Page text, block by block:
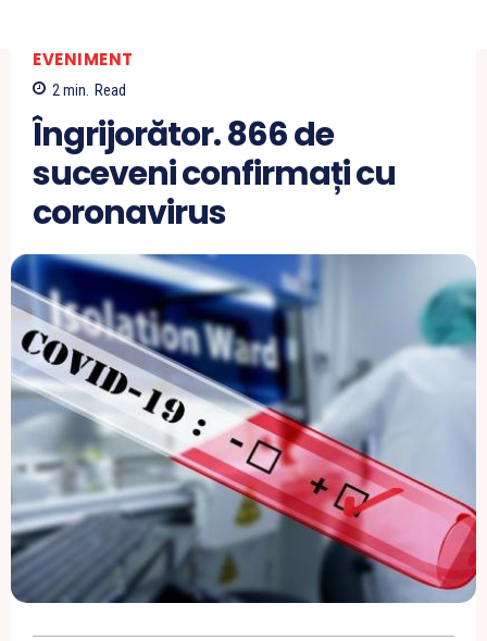
EVENIMENT
2 min. Read
Îngrijorător. 866 de
suceveni confirmați cu
coronavirus